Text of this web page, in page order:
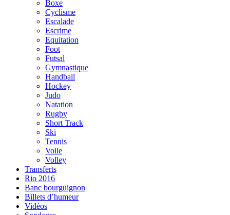
Boxe
Cyclisme
Escalade
Escrime
Equitation
Foot
Futsal
Gymnastique
Handball
Hockey
Judo
Natation
Rugby
Short Track
Ski
Tennis
Voile
Volley
Transferts
Rio 2016
Banc bourguignon
Billets d’humeur
Vidéos